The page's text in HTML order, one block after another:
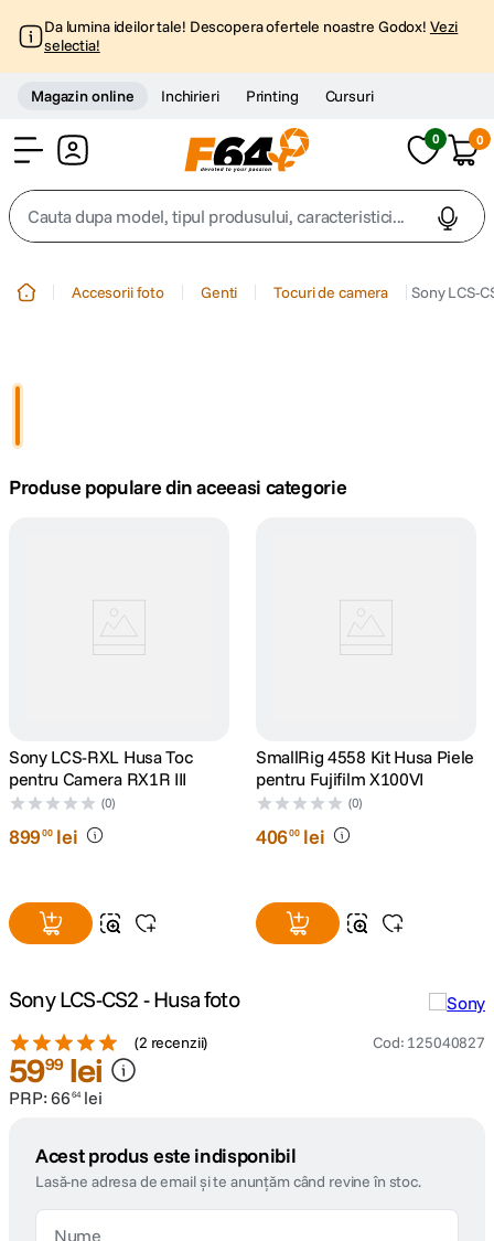
Da lumina ideilor tale! Descopera ofertele noastre Godox! Vezi
selectia!
Magazin online Inchirieri Printing Cursuri
0 0
Cauta dupa model, tipul produsului, caracteristici...
4. peak design
9 . dji mic mini
10 . dji osmo pocket 4
Accesorii foto Genti Tocuri de camera Sony LCS-
Produse populare din aceeasi categorie
Sony LCS-RXL Husa Toc
pentru Camera RX1R III
(0)
89900 lei
SmallRig 4558 Kit Husa Piele
pentru Fujifilm X100VI
(0)
40600 lei
Sony LCS-CS2 - Husa foto
(2 recenzii) Cod: 125040827
5999 lei
PRP:66 64 lei
Acest produs este indisponibil
Lasă-ne adresa de email și te anunțăm când revine în stoc.